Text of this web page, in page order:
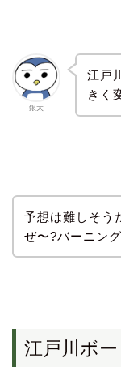
銀太
江戸
きく
予想は難しそう
ぜ〜?バーニン
江戸川ボ